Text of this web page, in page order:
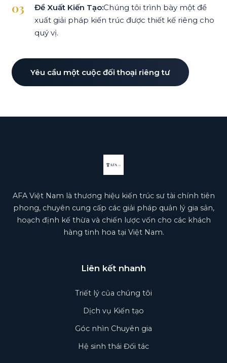
Đề Xuất Kiến Tạo:Chúng tôi trình bày một đề
xuất giải pháp kiến trúc được thiết kế riêng cho
quý vị.
Yêu cầu một cuộc đối thoại riêng tư
AFA Việt Nam là thương hiệu kiến trúc sư tài chính tiên
phong, chuyên cung cấp các giải pháp quản lý gia sản,
hoạch định kế thừa và chiến lược vốn cho các khách
hàng tinh hoa tại Việt Nam.
Liên kết nhanh
Triết lý của chúng tôi
Dịch vụ Kiến tạo
Góc nhìn Chuyên gia
Hệ sinh thái Đối tác